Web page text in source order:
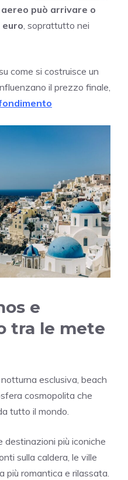
può arrivare o
, soprattutto nei
come si costruisce un
il prezzo finale,
e
tra le mete
esclusiva, beach
cosmopolita che
tutto il mondo.
destinazioni più iconiche
sulla caldera, le ville
più romantica e rilassata.